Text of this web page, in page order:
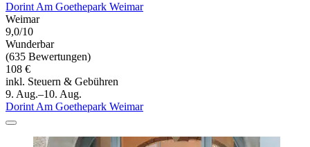
Dorint Am Goethepark Weimar
Weimar
9,0/10
Wunderbar
(635 Bewertungen)
108 €
inkl. Steuern & Gebühren
9. Aug.–10. Aug.
Dorint Am Goethepark Weimar